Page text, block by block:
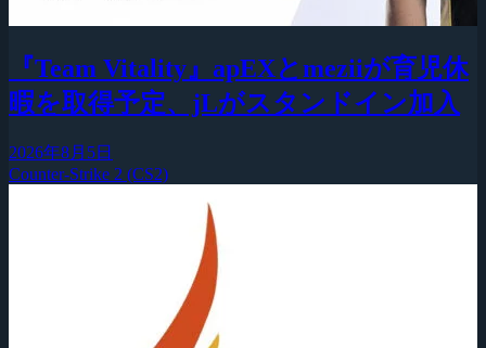
『Team Vitality』apEXとmeziiが育児休
暇を取得予定、jLがスタンドイン加入
2026年8月5日
Counter-Strike 2 (CS2)